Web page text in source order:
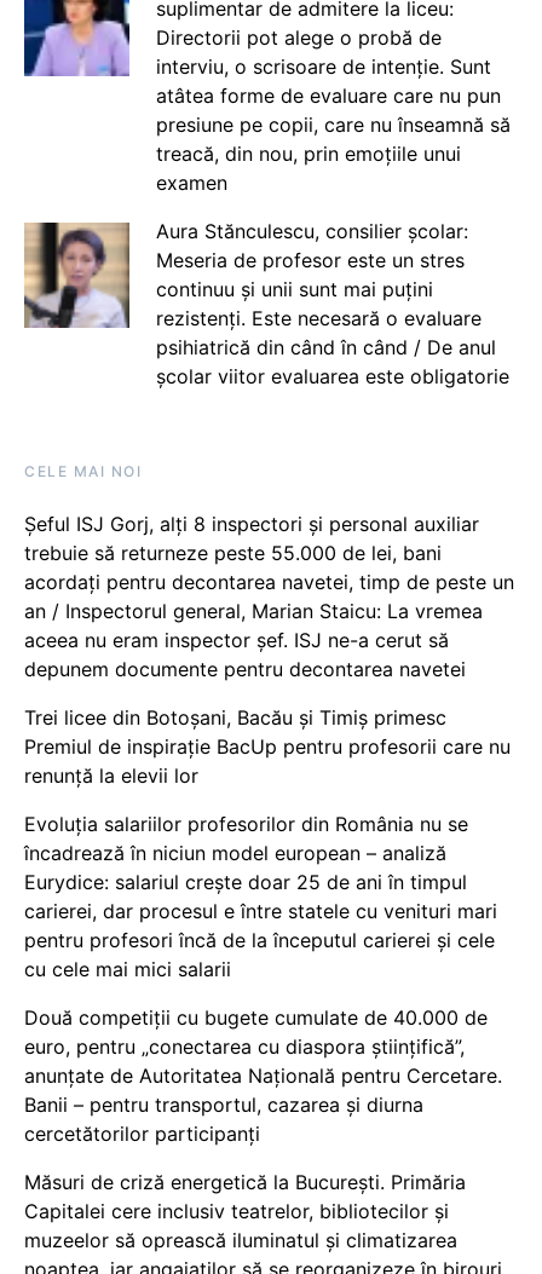
suplimentar de admitere la liceu:
Directorii pot alege o probă de
interviu, o scrisoare de intenție. Sunt
atâtea forme de evaluare care nu pun
presiune pe copii, care nu înseamnă să
treacă, din nou, prin emoțiile unui
examen
Aura Stănculescu, consilier școlar:
Meseria de profesor este un stres
continuu și unii sunt mai puțini
rezistenți. Este necesară o evaluare
psihiatrică din când în când / De anul
școlar viitor evaluarea este obligatorie
CELE MAI NOI
Șeful ISJ Gorj, alți 8 inspectori și personal auxiliar
trebuie să returneze peste 55.000 de lei, bani
acordați pentru decontarea navetei, timp de peste un
an / Inspectorul general, Marian Staicu: La vremea
aceea nu eram inspector șef. ISJ ne-a cerut să
depunem documente pentru decontarea navetei
Trei licee din Botoșani, Bacău și Timiș primesc
Premiul de inspirație BacUp pentru profesorii care nu
renunță la elevii lor
Evoluția salariilor profesorilor din România nu se
încadrează în niciun model european – analiză
Eurydice: salariul crește doar 25 de ani în timpul
carierei, dar procesul e între statele cu venituri mari
pentru profesori încă de la începutul carierei și cele
cu cele mai mici salarii
Două competiții cu bugete cumulate de 40.000 de
euro, pentru „conectarea cu diaspora științifică”,
anunțate de Autoritatea Națională pentru Cercetare.
Banii – pentru transportul, cazarea și diurna
cercetătorilor participanți
Măsuri de criză energetică la București. Primăria
Capitalei cere inclusiv teatrelor, bibliotecilor și
muzeelor să oprească iluminatul și climatizarea
noaptea, iar angajaților să se reorganizeze în birouri